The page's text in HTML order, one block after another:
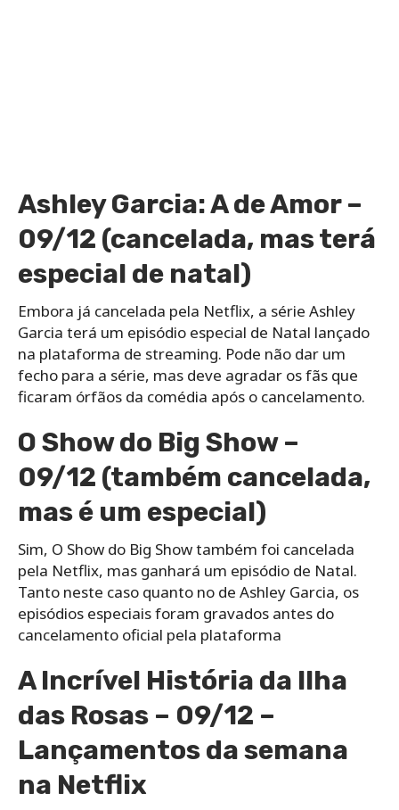
Ashley Garcia: A de Amor –
09/12 (cancelada, mas terá
especial de natal)
Embora já cancelada pela Netflix, a série Ashley
Garcia terá um episódio especial de Natal lançado
na plataforma de streaming. Pode não dar um
fecho para a série, mas deve agradar os fãs que
ficaram órfãos da comédia após o cancelamento.
O Show do Big Show –
09/12 (também cancelada,
mas é um especial)
Sim, O Show do Big Show também foi cancelada
pela Netflix, mas ganhará um episódio de Natal.
Tanto neste caso quanto no de Ashley Garcia, os
episódios especiais foram gravados antes do
cancelamento oficial pela plataforma
A Incrível História da Ilha
das Rosas – 09/12 –
Lançamentos da semana
na Netflix